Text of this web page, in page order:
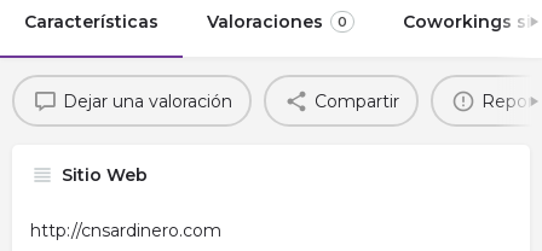
Características Valoraciones 0 Coworkings
Dejar una valoración Compartir
Sitio Web
http://cnsardinero.com